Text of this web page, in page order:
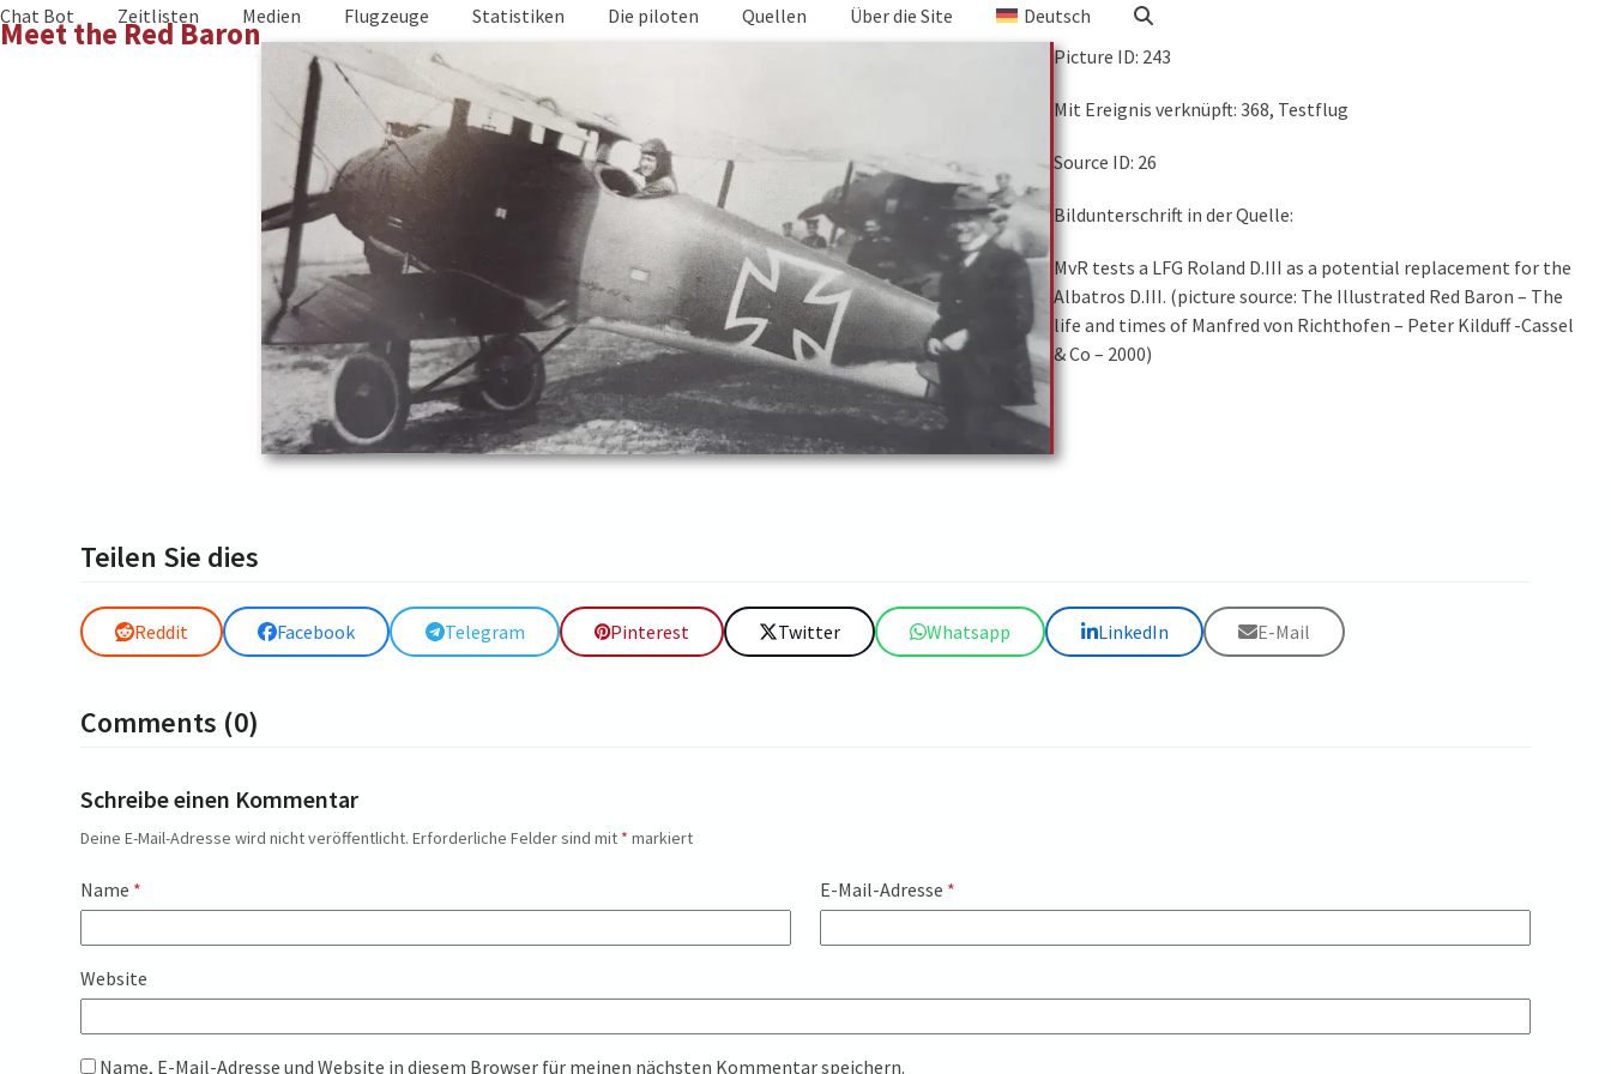
Skip
to
Meet the Red Baron
Chat Bot Zeitlisten Medien Flugzeuge Statistiken Die piloten Quellen Über die Site
Deutsch
Picture ID: 243
Mit Ereignis verknüpft: 368, Testflug
Source ID: 26
Bildunterschrift in der Quelle:
MvR tests a LFG Roland D.III as a potential replacement for the
Albatros D.III. (picture source: The Illustrated Red Baron – The
life and times of Manfred von Richthofen – Peter Kilduff -Cassel
& Co – 2000)
Teilen Sie dies
Reddit Facebook Telegram Pinterest Twitter Whatsapp LinkedIn E-Mail
Comments (0)
Schreibe einen Kommentar
Deine E-Mail-Adresse wird nicht veröffentlicht. Erforderliche Felder sind mit * markiert
Name * E-Mail-Adresse *
Website
Name, E-Mail-Adresse und Website in diesem Browser für meinen nächsten Kommentar speichern.